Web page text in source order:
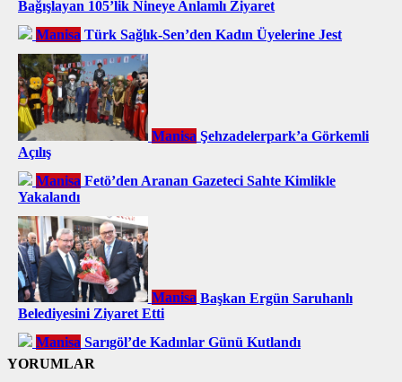
Bağışlayan 105’lik Nineye Anlamlı Ziyaret
Manisa Türk Sağlık-Sen’den Kadın Üyelerine Jest
Manisa Şehzadelerpark’a Görkemli
Açılış
Manisa Fetö’den Aranan Gazeteci Sahte Kimlikle
Yakalandı
Manisa Başkan Ergün Saruhanlı
Belediyesini Ziyaret Etti
Manisa Sarıgöl’de Kadınlar Günü Kutlandı
YORUMLAR